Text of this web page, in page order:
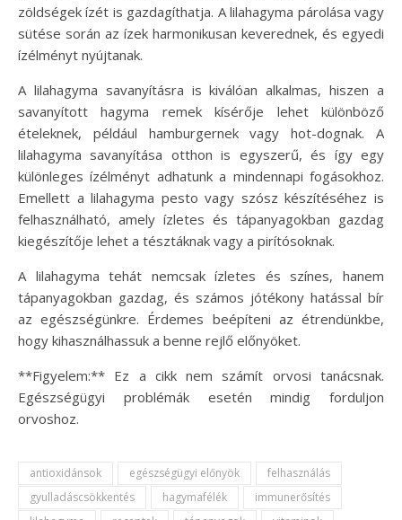
zöldségek ízét is gazdagíthatja. A lilahagyma párolása vagy
sütése során az ízek harmonikusan keverednek, és egyedi
ízélményt nyújtanak.
A lilahagyma savanyításra is kiválóan alkalmas, hiszen a
savanyított hagyma remek kísérője lehet különböző
ételeknek, például hamburgernek vagy hot-dognak. A
lilahagyma savanyítása otthon is egyszerű, és így egy
különleges ízélményt adhatunk a mindennapi fogásokhoz.
Emellett a lilahagyma pesto vagy szósz készítéséhez is
felhasználható, amely ízletes és tápanyagokban gazdag
kiegészítője lehet a tésztáknak vagy a pirítósoknak.
A lilahagyma tehát nemcsak ízletes és színes, hanem
tápanyagokban gazdag, és számos jótékony hatással bír
az egészségünkre. Érdemes beépíteni az étrendünkbe,
hogy kihasználhassuk a benne rejlő előnyöket.
**Figyelem:** Ez a cikk nem számít orvosi tanácsnak.
Egészségügyi problémák esetén mindig forduljon
orvoshoz.
antioxidánsok egészségügyi előnyök
felhasználás
gyulladáscsökkentés
hagymafélék
immunerősítés